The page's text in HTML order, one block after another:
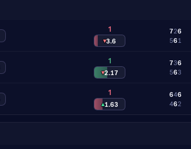
1
▾3.6
7
5
2
6
6
1
1
▾2.17
7
5
3
6
6
3
1
▴1.63
6
4
4
6
6
2